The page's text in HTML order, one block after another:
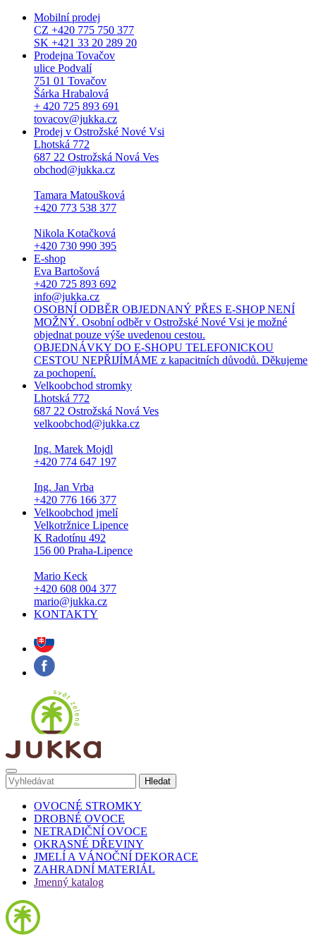
Mobilní prodej
CZ +420 775 750 377
SK +421 33 20 289 20
Prodejna Tovačov
ulice Podvalí
751 01 Tovačov
Šárka Hrabalová
+ 420 725 893 691
tovacov@jukka.cz
Prodej v Ostrožské Nové Vsi
Lhotská 772
687 22 Ostrožská Nová Ves
obchod@jukka.cz
Tamara Matoušková
+420 773 538 377
Nikola Kotačková
+420 730 990 395
E-shop
Eva Bartošová
+420 725 893 692
info@jukka.cz
OSOBNÍ ODBĚR OBJEDNANÝ PŘES E-SHOP NENÍ
MOŽNÝ. Osobní odběr v Ostrožské Nové Vsi je možné
objednat pouze výše uvedenou cestou.
OBJEDNÁVKY DO E-SHOPU TELEFONICKOU
CESTOU NEPŘIJÍMÁME z kapacitních důvodů. Děkujeme
za pochopení.
Velkoobchod stromky
Lhotská 772
687 22 Ostrožská Nová Ves
velkoobchod@jukka.cz
Ing. Marek Mojdl
+420 774 647 197
Ing. Jan Vrba
+420 776 166 377
Velkoobchod jmelí
Velkotržnice Lipence
K Radotínu 492
156 00 Praha-Lipence
Mario Keck
+420 608 004 377
mario@jukka.cz
KONTAKTY
OVOCNÉ STROMKY
DROBNÉ OVOCE
NETRADIČNÍ OVOCE
OKRASNÉ DŘEVINY
JMELÍ A VÁNOČNÍ DEKORACE
ZAHRADNÍ MATERIÁL
Jmenný katalog